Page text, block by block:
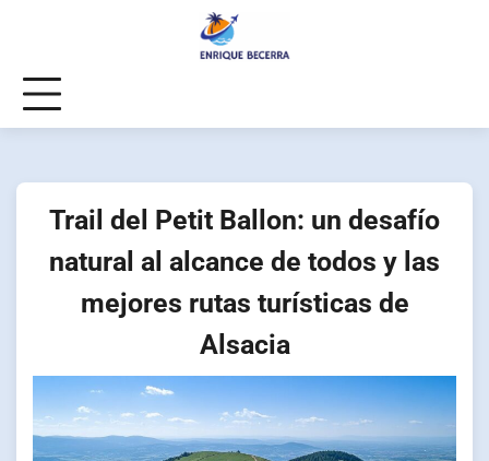
Trail del Petit Ballon: un desafío
natural al alcance de todos y las
mejores rutas turísticas de
Alsacia